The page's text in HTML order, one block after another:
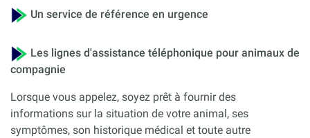
Un service de référence en urgence
Les lignes d'assistance téléphonique pour animaux de
compagnie
Lorsque vous appelez, soyez prêt à fournir des
informations sur la situation de votre animal, ses
symptômes, son historique médical et toute autre